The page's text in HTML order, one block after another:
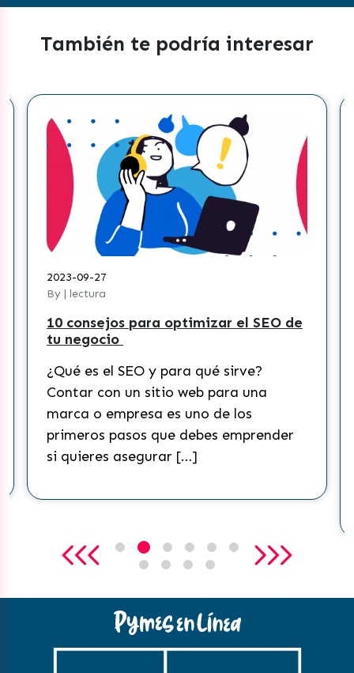
También te podría interesar
2023-09-27
By | lectura
10 consejos para optimizar el SEO de
tu negocio
¿Qué es el SEO y para qué sirve?
Contar con un sitio web para una
marca o empresa es uno de los
primeros pasos que debes emprender
si quieres asegurar […]